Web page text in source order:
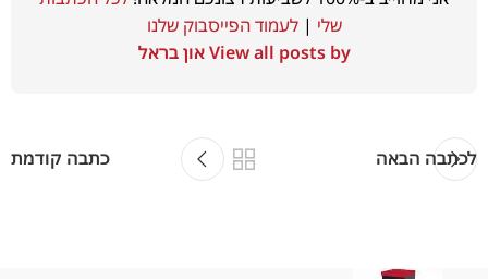
שלי |לעמוד הפייסבוק שלנו
View all posts by און בראל
לכתבה הבאה כתבה קודמת